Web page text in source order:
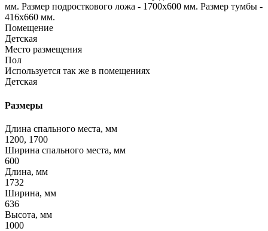
мм. Размер подросткового ложа - 1700x600 мм. Размер тумбы -
416x660 мм.
Помещение
Детская
Место размещения
Пол
Используется так же в помещениях
Детская
Размеры
Длина спального места, мм
1200, 1700
Ширина спального места, мм
600
Длина, мм
1732
Ширина, мм
636
Высота, мм
1000